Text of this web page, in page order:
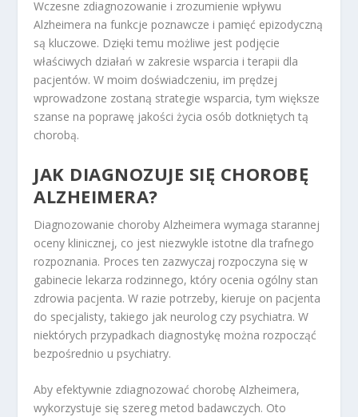
Wczesne zdiagnozowanie i zrozumienie wpływu
Alzheimera na funkcje poznawcze i pamięć epizodyczną
są kluczowe. Dzięki temu możliwe jest podjęcie
właściwych działań w zakresie wsparcia i terapii dla
pacjentów. W moim doświadczeniu, im prędzej
wprowadzone zostaną strategie wsparcia, tym większe
szanse na poprawę jakości życia osób dotkniętych tą
chorobą.
JAK DIAGNOZUJE SIĘ CHOROBĘ
ALZHEIMERA?
Diagnozowanie choroby Alzheimera wymaga starannej
oceny klinicznej, co jest niezwykle istotne dla trafnego
rozpoznania. Proces ten zazwyczaj rozpoczyna się w
gabinecie lekarza rodzinnego, który ocenia ogólny stan
zdrowia pacjenta. W razie potrzeby, kieruje on pacjenta
do specjalisty, takiego jak neurolog czy psychiatra. W
niektórych przypadkach diagnostykę można rozpocząć
bezpośrednio u psychiatry.
Aby efektywnie zdiagnozować chorobę Alzheimera,
wykorzystuje się szereg metod badawczych. Oto